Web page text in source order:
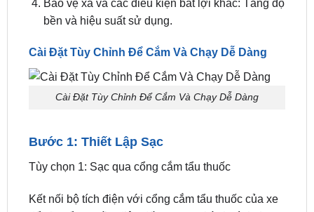
Quản lý nhiệt độ: Đảm bảo an toàn trong điều
Bảo vệ xả và các điều kiện bất lợi khác: Tăng độ
bền và hiệu suất sử dụng.
Bước 1: Thiết Lập Sạc